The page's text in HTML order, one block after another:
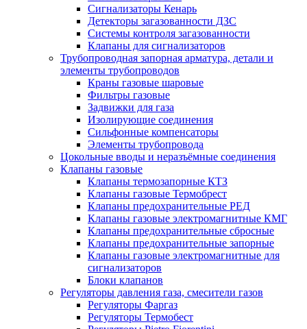
Сигнализаторы Кенарь
Детекторы загазованности ДЗС
Системы контроля загазованности
Клапаны для сигнализаторов
Трубопроводная запорная арматура, детали и
элементы трубопроводов
Краны газовые шаровые
Фильтры газовые
Задвижки для газа
Изолирующие соединения
Сильфонные компенсаторы
Элементы трубопровода
Цокольные вводы и неразъёмные соединения
Клапаны газовые
Клапаны термозапорные КТЗ
Клапаны газовые Термобрест
Клапаны предохранительные РЕД
Клапаны газовые электромагнитные КМГ
Клапаны предохранительные сбросные
Клапаны предохранительные запорные
Клапаны газовые электромагнитные для
сигнализаторов
Блоки клапанов
Регуляторы давления газа, смесители газов
Регуляторы Фаргаз
Регуляторы Термобест